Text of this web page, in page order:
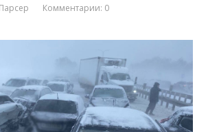
Парсер Комментарии: 0